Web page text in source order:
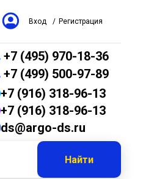
Вход / Регистрация
+7 (495) 970-18-36
+7 (499) 500-97-89
+7 (916) 318-96-13
+7 (916) 318-96-13
ds@argo-ds.ru
Найти